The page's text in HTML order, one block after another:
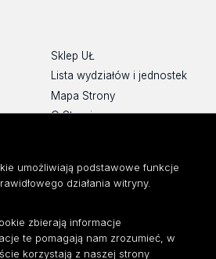
Sklep UŁ
Lista wydziałów i jednostek
Mapa Strony
O Stronie
umożliwiają podstawowe funkcje
działania witryny.
zbierają informacje
te pomagają nam zrozumieć, w
korzystają z naszej strony